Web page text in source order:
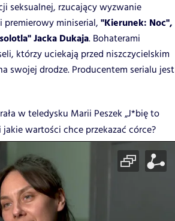
seksualnej, rzucający wyzwanie
premierowy miniserial, "Kierunek: Noc",
Jacka Dukaja. Bohaterami
którzy uciekają przed niszczycielskim
swojej drodze. Producentem serialu jest
w teledysku Marii Peszek „J*bię to
wartości chce przekazać córce?